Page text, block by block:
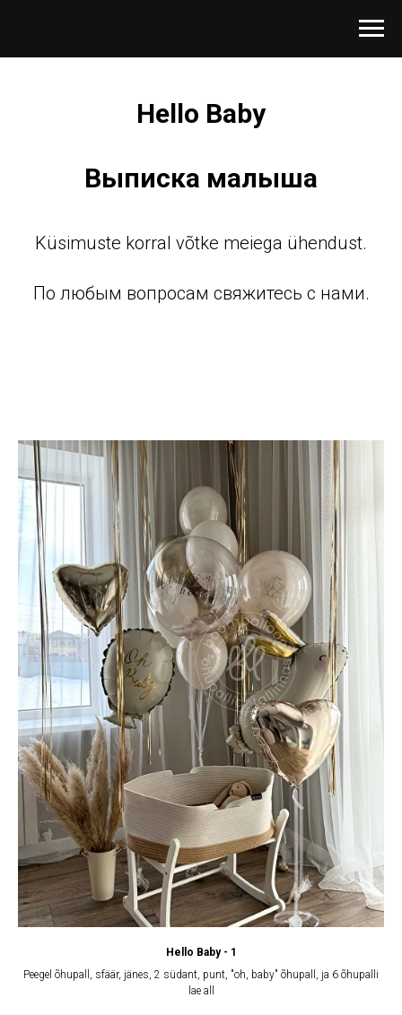
Hello Baby
Выписка малыша
Küsimuste korral võtke meiega ühendust.
По любым вопросам свяжитесь с нами.
Hello Baby - 1
Peegel õhupall, sfäär, jänes, 2 südant, punt, "oh, baby" õhupall, ja 6 õhupalli
lae all